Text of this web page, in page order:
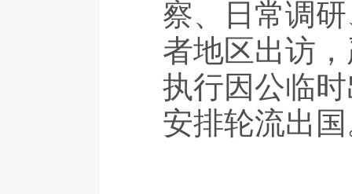
察、日常调
者地区出访
执行因公临
安排轮流出